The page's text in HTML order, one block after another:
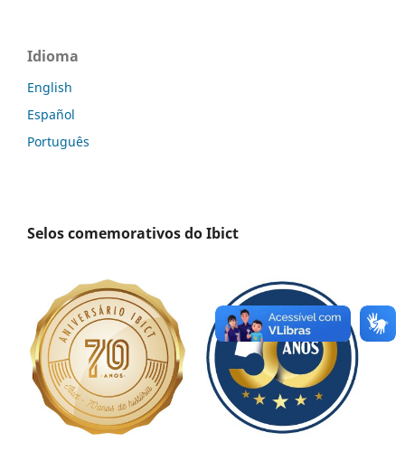
Idioma
English
Español
Português
Selos comemorativos do Ibict